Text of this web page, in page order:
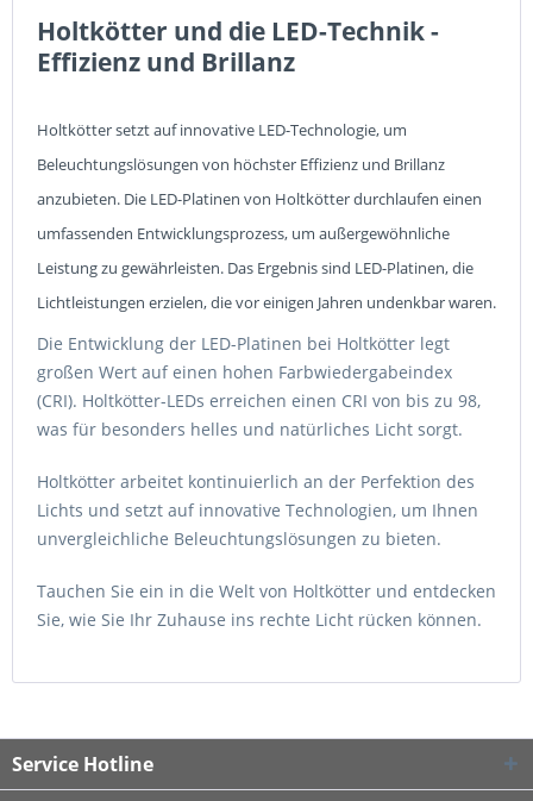
Holtkötter und die LED-Technik -
Effizienz und Brillanz
Holtkötter setzt auf innovative LED-Technologie, um
Beleuchtungslösungen von höchster Effizienz und Brillanz
anzubieten. Die LED-Platinen von Holtkötter durchlaufen einen
umfassenden Entwicklungsprozess, um außergewöhnliche
Leistung zu gewährleisten. Das Ergebnis sind LED-Platinen, die
Lichtleistungen erzielen, die vor einigen Jahren undenkbar waren.
Die Entwicklung der LED-Platinen bei Holtkötter legt
großen Wert auf einen hohen Farbwiedergabeindex
(CRI). Holtkötter-LEDs erreichen einen CRI von bis zu 98,
was für besonders helles und natürliches Licht sorgt.
Holtkötter arbeitet kontinuierlich an der Perfektion des
Lichts und setzt auf innovative Technologien, um Ihnen
unvergleichliche Beleuchtungslösungen zu bieten.
Tauchen Sie ein in die Welt von Holtkötter und entdecken
Sie, wie Sie Ihr Zuhause ins rechte Licht rücken können.
Service Hotline